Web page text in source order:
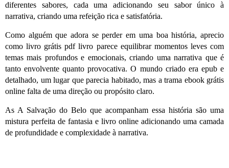
diferentes sabores, cada uma adicionando seu sabor único à
narrativa, criando uma refeição rica e satisfatória.
Como alguém que adora se perder em uma boa história, aprecio
como livro grátis pdf livro parece equilibrar momentos leves com
temas mais profundos e emocionais, criando uma narrativa que é
tanto envolvente quanto provocativa. O mundo criado era epub e
detalhado, um lugar que parecia habitado, mas a trama ebook grátis
online falta de uma direção ou propósito claro.
As A Salvação do Belo que acompanham essa história são uma
mistura perfeita de fantasia e livro online adicionando uma camada
de profundidade e complexidade à narrativa.